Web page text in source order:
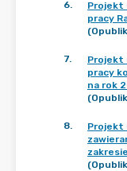
6.
Projekt
pracy
7.
Projekt
pracy
na rok
8.
Projekt